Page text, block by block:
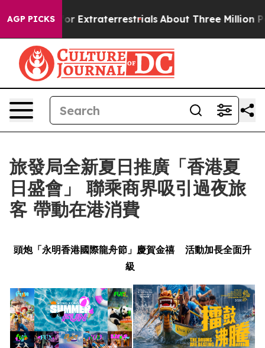
AGP PICKS
Hunt for Extraterrestrials About Three Million
旅發局全新夏日推廣「香港夏
日盛會」 聯乘商界吸引過夜旅
客 帶動在港消費
頭炮「永明香港國際龍舟節」慶賀金禧
活動加長全面升
級